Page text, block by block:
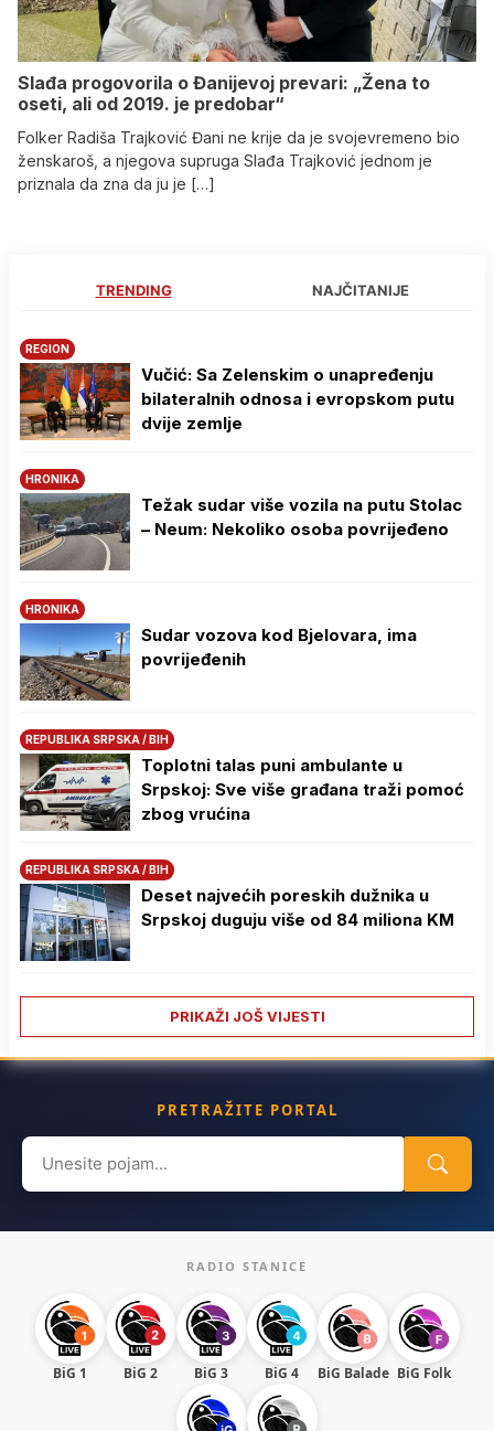
Slađa progovorila o Đanijevoj prevari: „Žena to
oseti, ali od 2019. je predobar“
Folker Radiša Trajković Đani ne krije da je svojevremeno bio
ženskaroš, a njegova supruga Slađa Trajković jednom je
priznala da zna da ju je […]
TRENDING NAJČITANIJE
REGION
Vučić: Sa Zelenskim o unapređenju
bilateralnih odnosa i evropskom putu
dvije zemlje
HRONIKA
Težak sudar više vozila na putu Stolac
– Neum: Nekoliko osoba povrijeđeno
HRONIKA
Sudar vozova kod Bjelovara, ima
povrijeđenih
REPUBLIKA SRPSKA / BIH
Toplotni talas puni ambulante u
Srpskoj: Sve više građana traži pomoć
zbog vrućina
REPUBLIKA SRPSKA / BIH
Deset najvećih poreskih dužnika u
Srpskoj duguju više od 84 miliona KM
PRIKAŽI JOŠ VIJESTI
PRETRAŽITE PORTAL
Search
for:
RADIO STANICE
BiG 1 BiG 2 BiG 3 BiG 4 BiG Balade BiG Folk